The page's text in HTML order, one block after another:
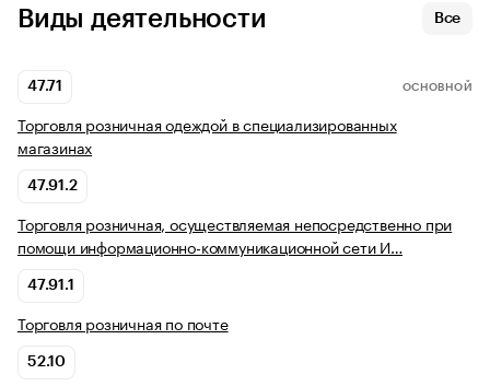
Виды деятельности Все
47.71 ОСНОВНОЙ
Торговля розничная одеждой в специализированных
магазинах
47.91.2
Торговля розничная, осуществляемая непосредственно при
помощи информационно-коммуникационной сети И…
47.91.1
Торговля розничная по почте
52.10